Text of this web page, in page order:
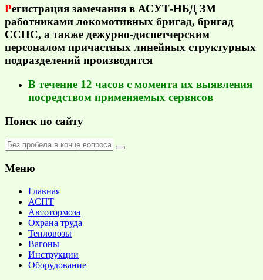
Регистрация замечания в АСУТ-НБД ЗМ
работниками локомотивных бригад, бригад
ССПС, а также дежурно-диспетчерским
персоналом причастных линейных структурных
подразделений производится
В течение 12 часов с момента их выявления
посредством применяемых сервисов
Поиск по сайту
Меню
Главная
АСПТ
Автотормоза
Охрана труда
Тепловозы
Вагоны
Инструкции
Оборудование